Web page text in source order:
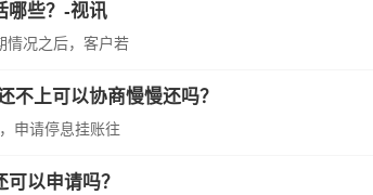
哪些？-视讯
情况之后，客户若
不上可以协商慢慢还吗？
申请停息挂账往
以申请吗？